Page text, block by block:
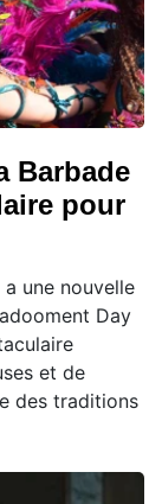
Barbade
pour
une nouvelle
Day
et de
des traditions